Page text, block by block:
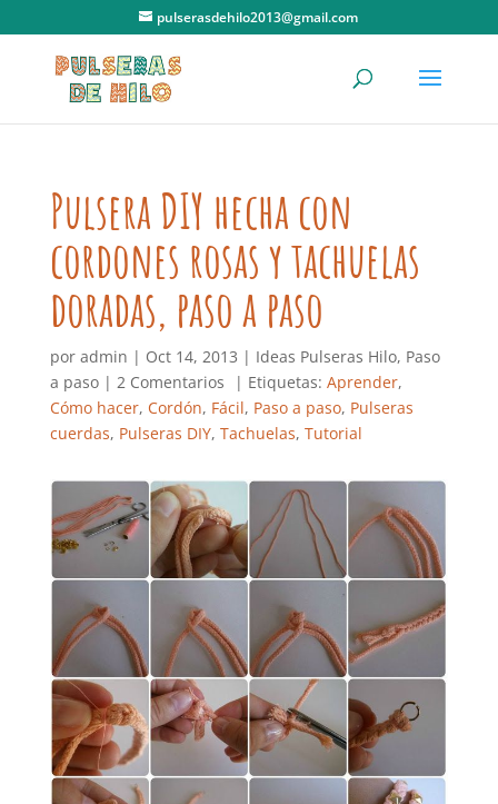
pulserasdehilo2013@gmail.com
Pulsera DIY hecha con
cordones rosas y tachuelas
doradas, paso a paso
por admin | Oct 14, 2013 | Ideas Pulseras Hilo, Paso
a paso| 2 Comentarios | Etiquetas: Aprender,
Cómo hacer, Cordón, Fácil, Paso a paso, Pulseras
cuerdas, Pulseras DIY, Tachuelas, Tutorial